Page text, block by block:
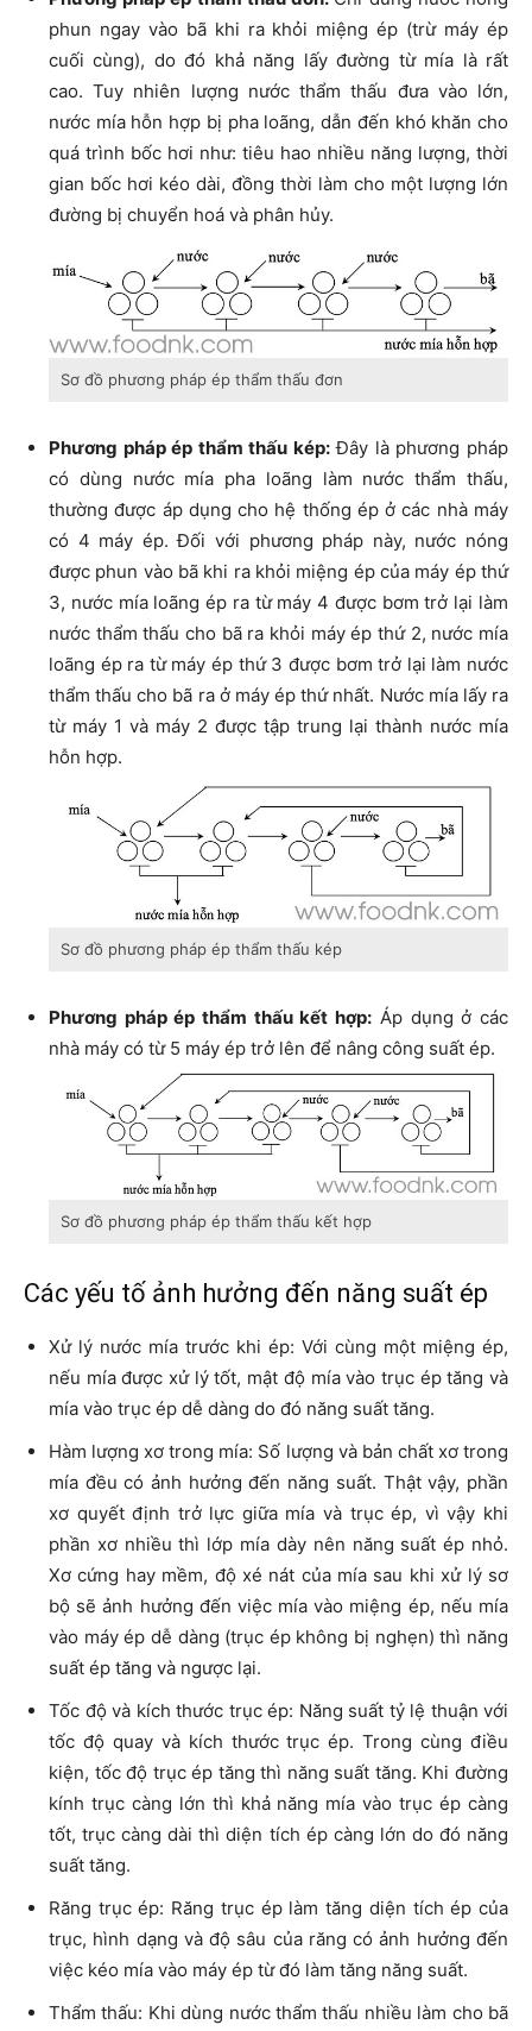
phun ngay vào bã khi ra khỏi miệng ép (trừ máy ép
cuối cùng), do đó khả năng lấy đường từ mía là rất
cao. Tuy nhiên lượng nước thẩm thấu đưa vào lớn,
nước mía hỗn hợp bị pha loãng, dẫn đến khó khăn cho
quá trình bốc hơi như: tiêu hao nhiều năng lượng, thời
gian bốc hơi kéo dài, đồng thời làm cho một lượng lớn
đường bị chuyển hoá và phân hủy.
Sơ đồ phương pháp ép thẩm thấu đơn
Phương pháp ép thẩm thấu kép:Đây là phương pháp
có dùng nước mía pha loãng làm nước thẩm thấu,
thường được áp dụng cho hệ thống ép ở các nhà máy
có 4 máy ép. Đối với phương pháp này, nước nóng
được phun vào bã khi ra khỏi miệng ép của máy ép thứ
3, nước mía loãng ép ra từ máy 4 được bơm trở lại làm
nước thẩm thấu cho bã ra khỏi máy ép thứ 2, nước mía
loãng ép ra từ máy ép thứ 3 được bơm trở lại làm nước
thẩm thấu cho bã ra ở máy ép thứ nhất. Nước mía lấy ra
từ máy 1 và máy 2 được tập trung lại thành nước mía
hỗn hợp.
Sơ đồ phương pháp ép thẩm thấu kép
Phương pháp ép thẩm thấu kết hợp: Áp dụng ở các
nhà máy có từ 5 máy ép trở lên để nâng công suất ép.
Sơ đồ phương pháp ép thẩm thấu kết hợp
Các yếu tố ảnh hưởng đến năng suất ép
Xử lý nước mía trước khi ép: Với cùng một miệng ép,
nếu mía được xử lý tốt, mật độ mía vào trục ép tăng và
mía vào trục ép dễ dàng do đó năng suất tăng.
Hàm lượng xơ trong mía: Số lượng và bản chất xơ trong
mía đều có ảnh hưởng đến năng suất. Thật vậy, phần
xơ quyết định trở lực giữa mía và trục ép, vì vậy khi
phần xơ nhiều thì lớp mía dày nên năng suất ép nhỏ.
Xơ cứng hay mềm, độ xé nát của mía sau khi xử lý sơ
bộ sẽ ảnh hưởng đến việc mía vào miệng ép, nếu mía
vào máy ép dễ dàng (trục ép không bị nghẹn) thì năng
suất ép tăng và ngược lại.
Tốc độ và kích thước trục ép: Năng suất tỷ lệ thuận với
tốc độ quay và kích thước trục ép. Trong cùng điều
kiện, tốc độ trục ép tăng thì năng suất tăng. Khi đường
kính trục càng lớn thì khả năng mía vào trục ép càng
tốt, trục càng dài thì diện tích ép càng lớn do đó năng
suất tăng.
Răng trục ép: Răng trục ép làm tăng diện tích ép của
trục, hình dạng và độ sâu của răng có ảnh hưởng đến
việc kéo mía vào máy ép từ đó làm tăng năng suất.
Thẩm thấu: Khi dùng nước thẩm thấu nhiều làm cho bã